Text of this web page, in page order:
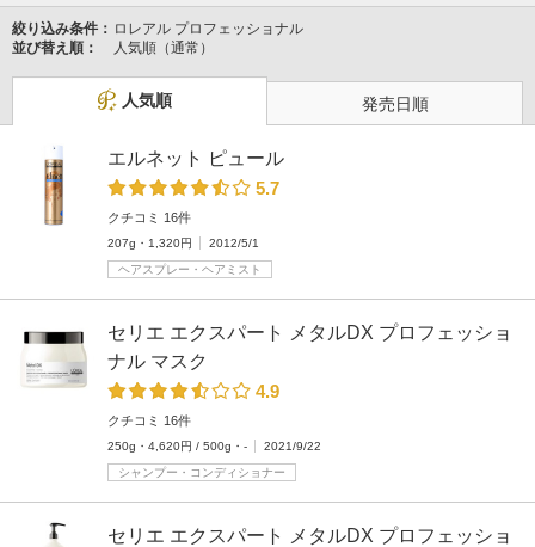
絞り込み条件： ロレアル プロフェッショナル
並び替え順：
人気順（通常）
人気順 発売日順
エルネット ピュール
5.7
クチコミ 16件
207g・1,320円
2012/5/1
ヘアスプレー・ヘアミスト
セリエ エクスパート メタルDX プロフェッショ
ナル マスク
4.9
クチコミ 16件
250g・4,620円 / 500g・-
2021/9/22
シャンプー・コンディショナー
セリエ エクスパート メタルDX プロフェッショ